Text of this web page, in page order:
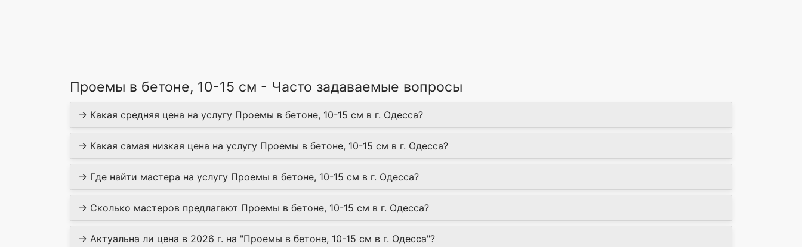
Проемы в бетоне, 10-15 см - Часто задаваемые вопросы
→ Какая средняя цена на услугу Проемы в бетоне, 10-15 см в г. Одесса?
→ Какая самая низкая цена на услугу Проемы в бетоне, 10-15 см в г. Одесса?
→ Где найти мастера на услугу Проемы в бетоне, 10-15 см в г. Одесса?
→ Сколько мастеров предлагают Проемы в бетоне, 10-15 см в г. Одесса?
→ Актуальна ли цена в 2026 г. на "Проемы в бетоне, 10-15 см в г. Одесса"?